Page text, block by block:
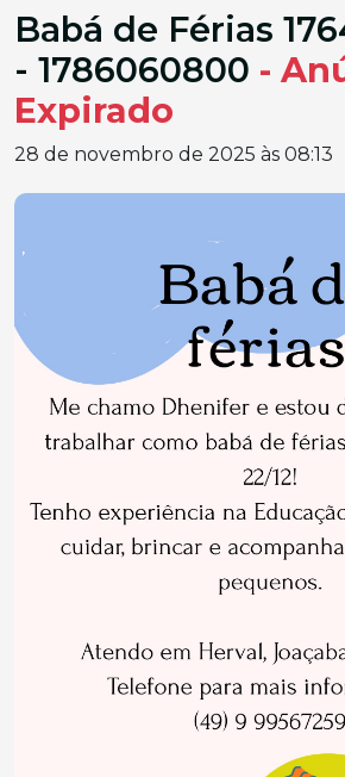
Babá de Férias
- 1786060800 -
Expirado
28 de novembro de 2025 às 08:13